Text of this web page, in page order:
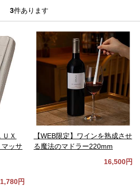
3件あります
Ｘ
ッサ
円
【WEB限定】ワインを熟成させ
る魔法のマドラー220mm
16,500円